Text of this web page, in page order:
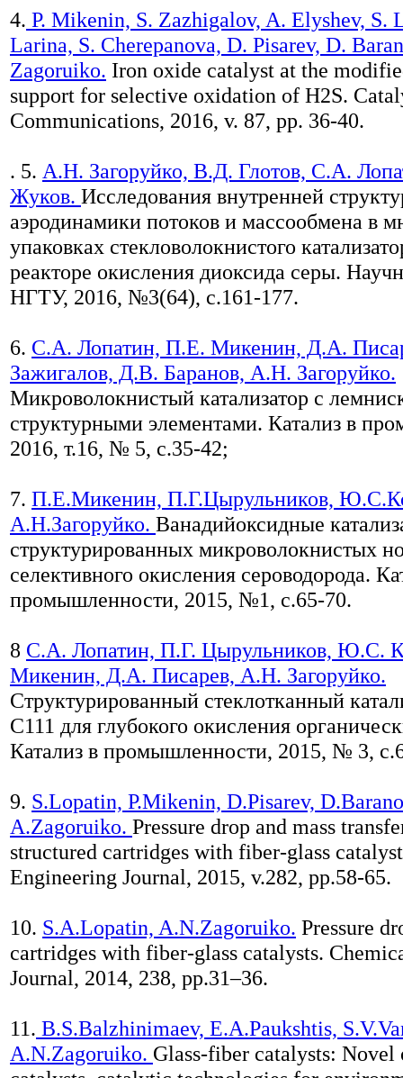
4. P. Mikenin, S. Zazhigalov, A. Elyshev, S.
Larina, S. Cherepanova, D. Pisarev, D.
Zagoruiko. Iron oxide catalyst at the
support for selective oxidation of H2S.
Communications, 2016, v. 87, pp. 36-40.
. 5. А.Н. Загоруйко, В.Д. Глотов, С.А.
Жуков. Исследования внутренней
аэродинамики потоков и массообмена в
упаковках стекловолокнистого
реакторе окисления диоксида серы.
НГТУ, 2016, №3(64), с.161-177.
6. С.А. Лопатин, П.Е. Микенин, Д.А.
Зажигалов, Д.В. Баранов, А.Н. Загоруйко.
Микроволокнистый катализатор с
структурными элементами. Катализ в
2016, т.16, № 5, с.35-42;
7. П.Е.Микенин, П.Г.Цырульников,
А.Н.Загоруйко. Ванадийоксидные
структурированных микроволокнистых
селективного окисления сероводорода.
промышленности, 2015, №1, с.65-70.
8 С.А. Лопатин, П.Г. Цырульников, Ю.С.
Микенин, Д.А. Писарев, А.Н. Загоруйко.
Структурированный стеклотканный
С111 для глубокого окисления
Катализ в промышленности, 2015, № 3,
9. S.Lopatin, P.Mikenin, D.Pisarev,
A.Zagoruiko. Pressure drop and mass
structured cartridges with fiber-glass
Engineering Journal, 2015, v.282, pp.58-65.
10. S.A.Lopatin, A.N.Zagoruiko. Pressure
cartridges with fiber‐glass catalysts.
Journal, 2014, 238, pp.31–36.
11. B.S.Balzhinimaev, E.A.Paukshtis,
A.N.Zagoruiko. Glass-fiber catalysts: